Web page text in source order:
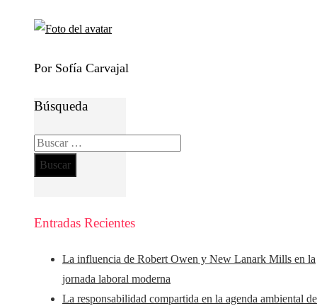
Por Sofía Carvajal
Búsqueda
Buscar:
Entradas Recientes
La influencia de Robert Owen y New Lanark Mills en la
jornada laboral moderna
La responsabilidad compartida en la agenda ambiental